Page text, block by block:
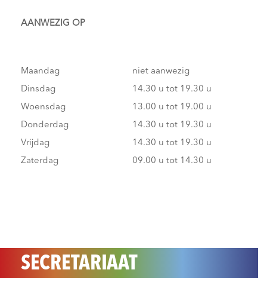
AANWEZIG OP
Maandag
Dinsdag
Woensdag
Donderdag
Vrijdag
Zaterdag
niet aanwezig
14.30 u tot 19.30 u
13.00 u tot 19.00 u
14.30 u tot 19.30 u
14.30 u tot 19.30 u
09.00 u tot 14.30 u
SECRETARIAAT